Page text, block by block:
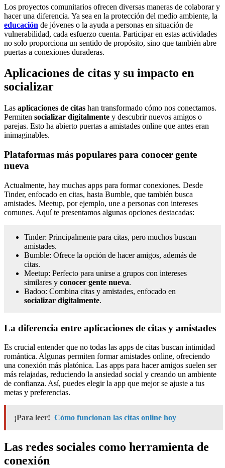
Los proyectos comunitarios ofrecen diversas maneras de colaborar y
hacer una diferencia. Ya sea en la protección del medio ambiente, la
educación de jóvenes o la ayuda a personas en situación de
vulnerabilidad, cada esfuerzo cuenta. Participar en estas actividades
no solo proporciona un sentido de propósito, sino que también abre
puertas a conexiones duraderas.
Aplicaciones de citas y su impacto en
socializar
Las aplicaciones de citas han transformado cómo nos conectamos.
Permiten socializar digitalmente y descubrir nuevos amigos o
parejas. Esto ha abierto puertas a amistades online que antes eran
inimaginables.
Plataformas más populares para conocer gente
nueva
Actualmente, hay muchas apps para formar conexiones. Desde
Tinder, enfocado en citas, hasta Bumble, que también busca
amistades. Meetup, por ejemplo, une a personas con intereses
comunes. Aquí te presentamos algunas opciones destacadas:
Tinder: Principalmente para citas, pero muchos buscan
amistades.
Bumble: Ofrece la opción de hacer amigos, además de
citas.
Meetup: Perfecto para unirse a grupos con intereses
similares y conocer gente nueva.
Badoo: Combina citas y amistades, enfocado en
socializar digitalmente.
La diferencia entre aplicaciones de citas y amistades
Es crucial entender que no todas las apps de citas buscan intimidad
romántica. Algunas permiten formar amistades online, ofreciendo
una conexión más platónica. Las apps para hacer amigos suelen ser
más relajadas, reduciendo la ansiedad social y creando un ambiente
de confianza. Así, puedes elegir la app que mejor se ajuste a tus
metas y preferencias.
¡Para leer! Cómo funcionan las citas online hoy
Las redes sociales como herramienta de
conexión